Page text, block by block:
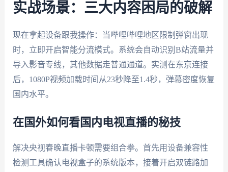
实战场景：三大内容困局的破解
现在拿起设备跟我操作：当哔哩哔哩地区限制弹窗出现
时，立即开启智能分流模式。系统会自动识别B站流量并
导入影音专线，其他数据走普通通道。实测在东京连接
后，1080P视频加载时间从23秒降至1.4秒，弹幕密度恢复
国内水平。
在国外如何看国内电视直播的秘技
解决央视春晚直播卡顿需要组合拳。首先用设备兼容性
检测工具确认电视盒子的系统版本，接着开启双链路加